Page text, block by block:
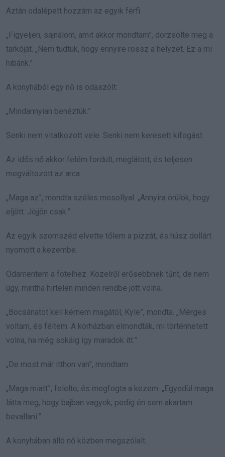
Aztán odalépett hozzám az egyik férfi.
„Figyeljen, sajnálom, amit akkor mondtam”, dörzsölte meg a
tarkóját. „Nem tudtuk, hogy ennyire rossz a helyzet. Ez a mi
hibánk.”
A konyhából egy nő is odaszólt:
„Mindannyian benéztük.”
Senki nem vitatkozott vele. Senki nem keresett kifogást.
Az idős nő akkor felém fordult, meglátott, és teljesen
megváltozott az arca.
„Maga az”, mondta széles mosollyal. „Annyira örülök, hogy
eljött. Jöjjön csak.”
Az egyik szomszéd elvette tőlem a pizzát, és húsz dollárt
nyomott a kezembe.
Odamentem a fotelhez. Közelről erősebbnek tűnt, de nem
úgy, mintha hirtelen minden rendbe jött volna.
„Bocsánatot kell kérnem magától, Kyle”, mondta. „Mérges
voltam, és féltem. A kórházban elmondták, mi történhetett
volna, ha még sokáig így maradok itt.”
„De most már itthon van”, mondtam.
„Maga miatt”, felelte, és megfogta a kezem. „Egyedül maga
látta meg, hogy bajban vagyok, pedig én sem akartam
bevallani.”
A konyhában álló nő közben megszólalt: